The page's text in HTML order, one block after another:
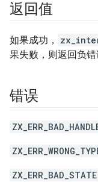
返回值
如果成功，
果失败，则返回负错
错误
ZX_ERR_BAD_STATE